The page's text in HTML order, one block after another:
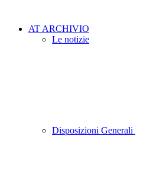
AT ARCHIVIO
Le notizie
Disposizioni Generali